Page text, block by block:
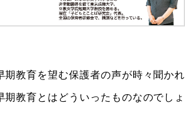
期教育を望む保護者の声が時々聞かれ
期教育とはどういったものなのでしょ